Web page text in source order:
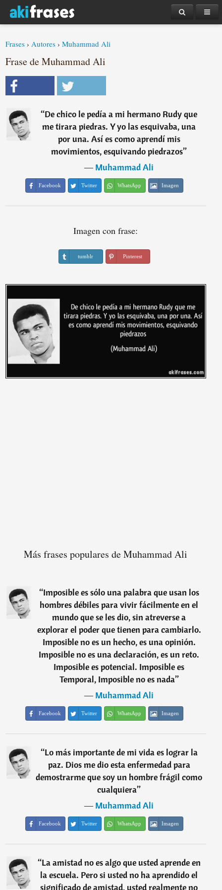
Frases ›Autores ›Muhammad Ali
Frase de Muhammad Ali
“De chico le pedía a mi hermano Rudy que
me tirara piedras. Y yo las esquivaba, una
por una. Así es como aprendí mis
movimientos, esquivando piedrazos”
―Muhammad Ali
Facebook Twitter WhatsApp Imagen
Imagen con frase:
tumblr Pinterest
Más frases populares de Muhammad Ali
“Imposible es sólo una palabra que usan los
hombres débiles para vivir fácilmente en el
mundo que se les dio, sin atreverse a
explorar el poder que tienen para cambiarlo.
Imposible no es un hecho, es una opinión.
Imposible no es una declaración, es un reto.
Imposible es potencial. Imposible es
Temporal, Imposible no es nada”
―Muhammad Ali
Facebook Twitter WhatsApp Imagen
“Lo más importante de mi vida es lograr la
paz. Dios me dio esta enfermedad para
demostrarme que soy un hombre frágil como
cualquiera”
―Muhammad Ali
Facebook Twitter WhatsApp Imagen
“La amistad no es algo que usted aprende en
la escuela. Pero si usted no ha aprendido el
significado de amistad, usted realmente no